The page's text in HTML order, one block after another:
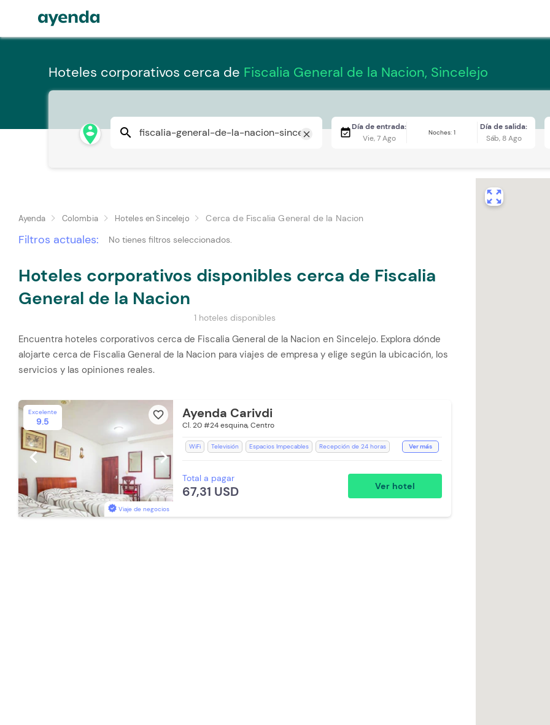
Hoteles corporativos cerca de Fiscalia General de la Nacion, Sincelejo
person_pin_circle search close event_availableDía de entrada:
Vie, 7 Ago
Noches: 1
Día de salida:
Sáb, 8 Ago
Ayenda Colombia Hoteles en Sincelejo Cerca de Fiscalia General de la Nacion
Filtros actuales: No tienes filtros seleccionados.
Hoteles corporativos disponibles cerca de Fiscalia
General de la Nacion
1 hoteles disponibles
Encuentra hoteles corporativos cerca de Fiscalia General de la Nacion en Sincelejo. Explora dónde
alojarte cerca de Fiscalia General de la Nacion para viajes de empresa y elige según la ubicación, los
servicios y las opiniones reales.
Excelente
9.5
favorite_border
Viaje de negocios
chevron_left chevron_right
Ayenda Carivdi
Cl. 20 #24 esquina, Centro
WiFi Televisión Espacios Impecables
Recepción de 24 horas
Toallas de cuerpo
Estación de Café
Parqueadero (Sujeto a Disponibilidad)
Ver más
Total a pagar
67,31 USD Ver hotel
zoom_out_map